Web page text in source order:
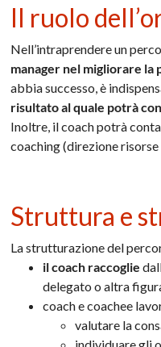
Il ruolo
Nell’intraprendere un
manager nel migliorare la
abbia successo, è
risultato al quale potrà
Inoltre, il coach potrà
coaching (direzione
Struttura e
La strutturazione del
il coach raccoglie
delegato o altra
coach e coachee
valutare la